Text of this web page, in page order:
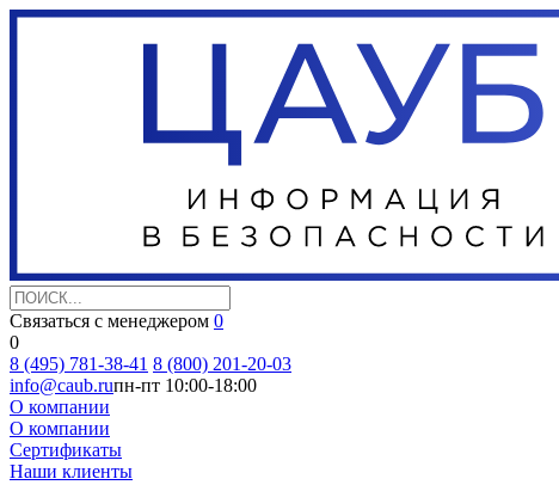
Связаться с менеджером 0
0
8 (495) 781-38-41 8 (800) 201-20-03
info@caub.ruпн-пт 10:00-18:00
О компании
О компании
Сертификаты
Наши клиенты